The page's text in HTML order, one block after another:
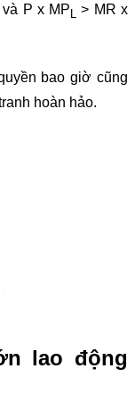
P x MP L> MR x
bao giờ cũng
hoàn hảo.
lao động